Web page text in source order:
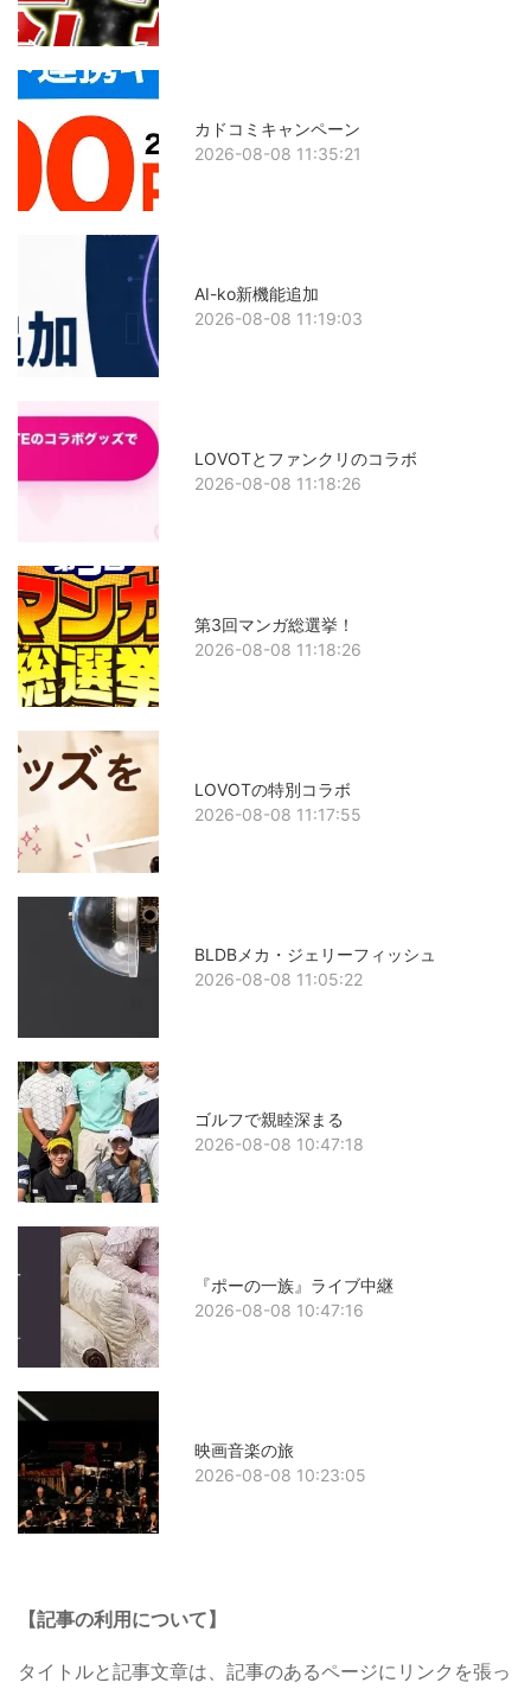
カドコミキャンペーン
2026-08-08 11:35:21
AI-ko新機能追加
2026-08-08 11:19:03
LOVOTとファンクリのコラボ
2026-08-08 11:18:26
第3回マンガ総選挙！
2026-08-08 11:18:26
LOVOTの特別コラボ
2026-08-08 11:17:55
BLDBメカ・ジェリーフィッシュ
2026-08-08 11:05:22
ゴルフで親睦深まる
2026-08-08 10:47:18
『ポーの一族』ライブ中継
2026-08-08 10:47:16
映画音楽の旅
2026-08-08 10:23:05
【記事の利用について】
タイトルと記事文章は、記事のあるページにリンクを張っ